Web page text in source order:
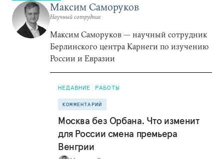
Максим Саморуков
Научный сотрудник
Максим Саморуков — научный сотрудник
Берлинского центра Карнеги по изучению
России и Евразии
НЕДАВНИЕ РАБОТЫ
КОММЕНТАРИЙ
Москва без Орбана. Что изменит
для России смена премьера
Венгрии